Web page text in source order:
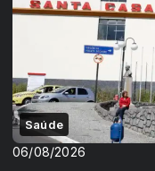
Saúde
06/08/2026